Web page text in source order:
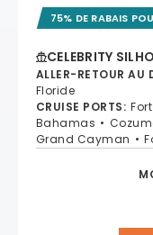
75% DE RABAIS
CELEBRITY
ALLER-RETOUR AU
Floride
CRUISE PORTS:
Bahamas
Grand Cayman